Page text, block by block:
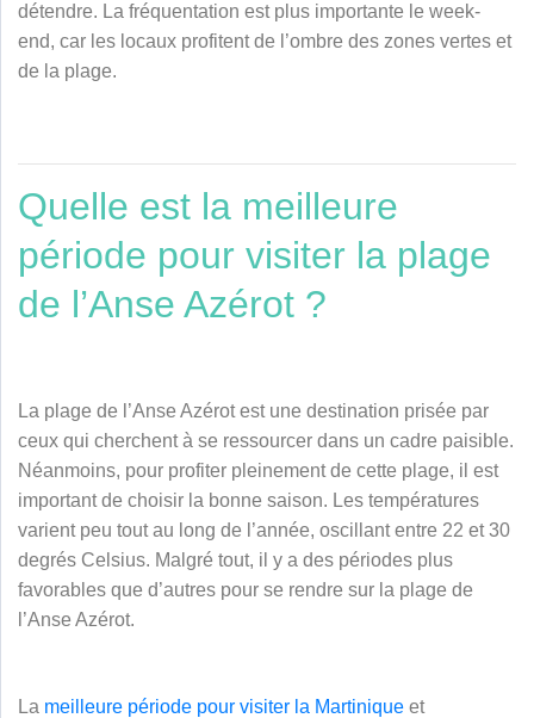
détendre. La fréquentation est plus importante le week-
end, car les locaux profitent de l’ombre des zones vertes et
de la plage.
Quelle est la meilleure
période pour visiter la plage
de l’Anse Azérot ?
La plage de l’Anse Azérot est une destination prisée par
ceux qui cherchent à se ressourcer dans un cadre paisible.
Néanmoins, pour profiter pleinement de cette plage, il est
important de choisir la bonne saison. Les températures
varient peu tout au long de l’année, oscillant entre 22 et 30
degrés Celsius. Malgré tout, il y a des périodes plus
favorables que d’autres pour se rendre sur la plage de
l’Anse Azérot.
La meilleure période pour visiter la Martinique et